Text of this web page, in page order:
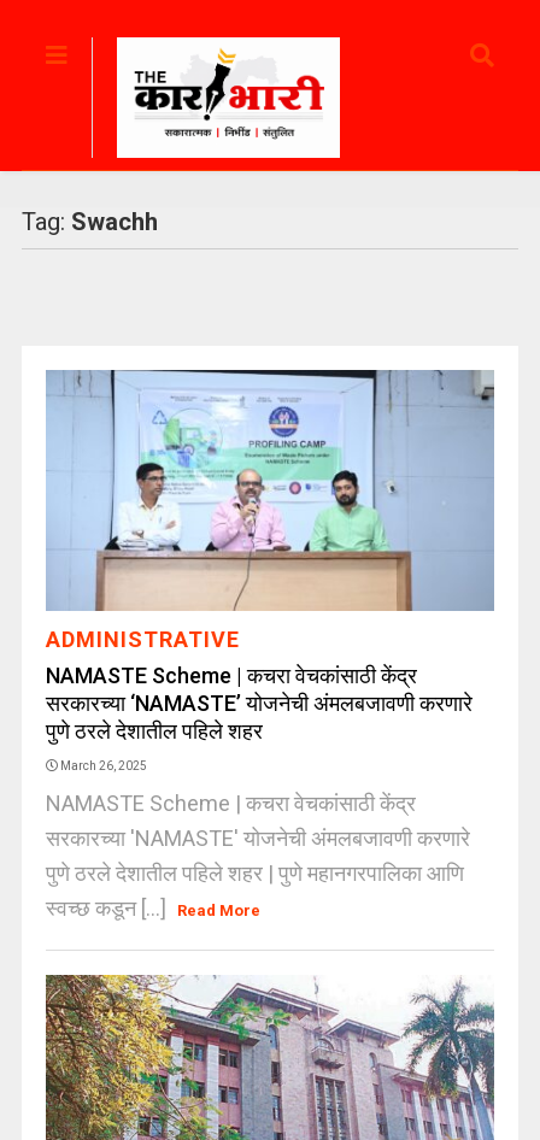
Tag: Swachh
ADMINISTRATIVE
NAMASTE Scheme | कचरा वेचकांसाठी केंद्र
सरकारच्या ‘NAMASTE’ योजनेची अंमलबजावणी करणारे
पुणे ठरले देशातील पहिले शहर
March 26, 2025
NAMASTE Scheme | कचरा वेचकांसाठी केंद्र
सरकारच्या 'NAMASTE' योजनेची अंमलबजावणी करणारे
पुणे ठरले देशातील पहिले शहर | पुणे महानगरपालिका आणि
स्वच्छ कडून [...]
Read More